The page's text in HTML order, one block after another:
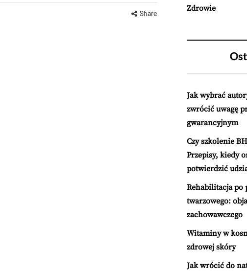
Share
Zdrowie
Jak wybrać
zwrócić uwagę
gwarancyjnym
Czy szkolenie
Przepisy, kiedy
potwierdzić
Rehabilitacja po
twarzowego:
zachowawczego
Witaminy w
zdrowej skóry
Jak wrócić do